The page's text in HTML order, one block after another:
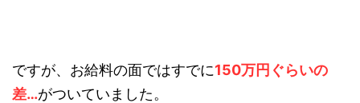
ですが、お給料の面ではすでに150万円ぐらいの
差…がついていました。